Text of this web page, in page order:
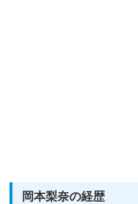
岡本梨奈の経歴